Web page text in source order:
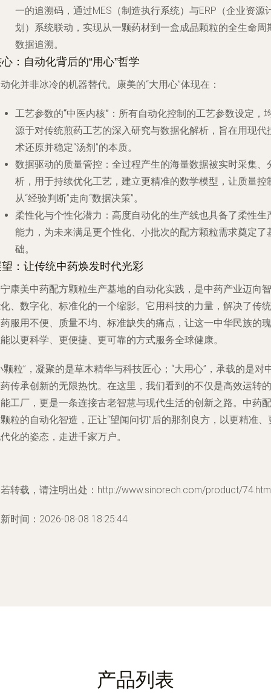
一的追溯码，通过MES（制造执行系统）与ERP（企业资源
划）系统联动，实现从一颗药材到一盒成品颗粒的全生命周
数据追溯。
：自动化背后的“用心”哲学
化并非冰冷的机器替代。康美的“大用心”体现在：
工艺参数的“中医内核” ：所有自动化控制的工艺参数设定，
源于对传统煎药工艺的深入研究与数据化解析，旨在用现代
术还原并稳定“汤剂”的本质。
数据驱动的质量管控 ：全过程产生的海量数据被实时采集、
析，用于持续优化工艺，建立更精准的数学模型，让质量控
从“经验判断”走向“数据决策”。
柔性化与个性化潜力 ：高度自动化的生产线也具备了柔性生
能力，为未来满足更个性化、小批次的配方颗粒需求奠定了
础。
：让传统中药焕发时代光彩
康美中药配方颗粒生产基地的自动化实践，是中药产业迈向智
、数字化、标准化的一个缩影。它用科技的力量，解决了传统
服用不便、质量不均、标准缺失的痛点，让这一中华民族的瑰
以更科学、更便捷、更可靠的方式服务全球健康。
颗粒”，凝聚的是草木精华与科技匠心；“大用心”，承载的是对
传承创新的无限热忱。在这里，我们看到的不仅是高效运转的
工厂，更是一条连接古老智慧与现代生活的创新之路。中药配
粒的自动化智造，正让“望闻问切”后的那剂良方，以更精准、
化的姿态，走进千家万户。
转载，请注明出处：http://www.sinorech.com/product/
时间：2026-08-08 18:25:44
产品列表